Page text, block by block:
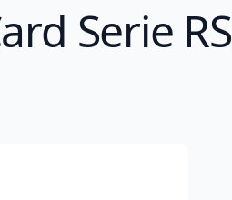
Serie